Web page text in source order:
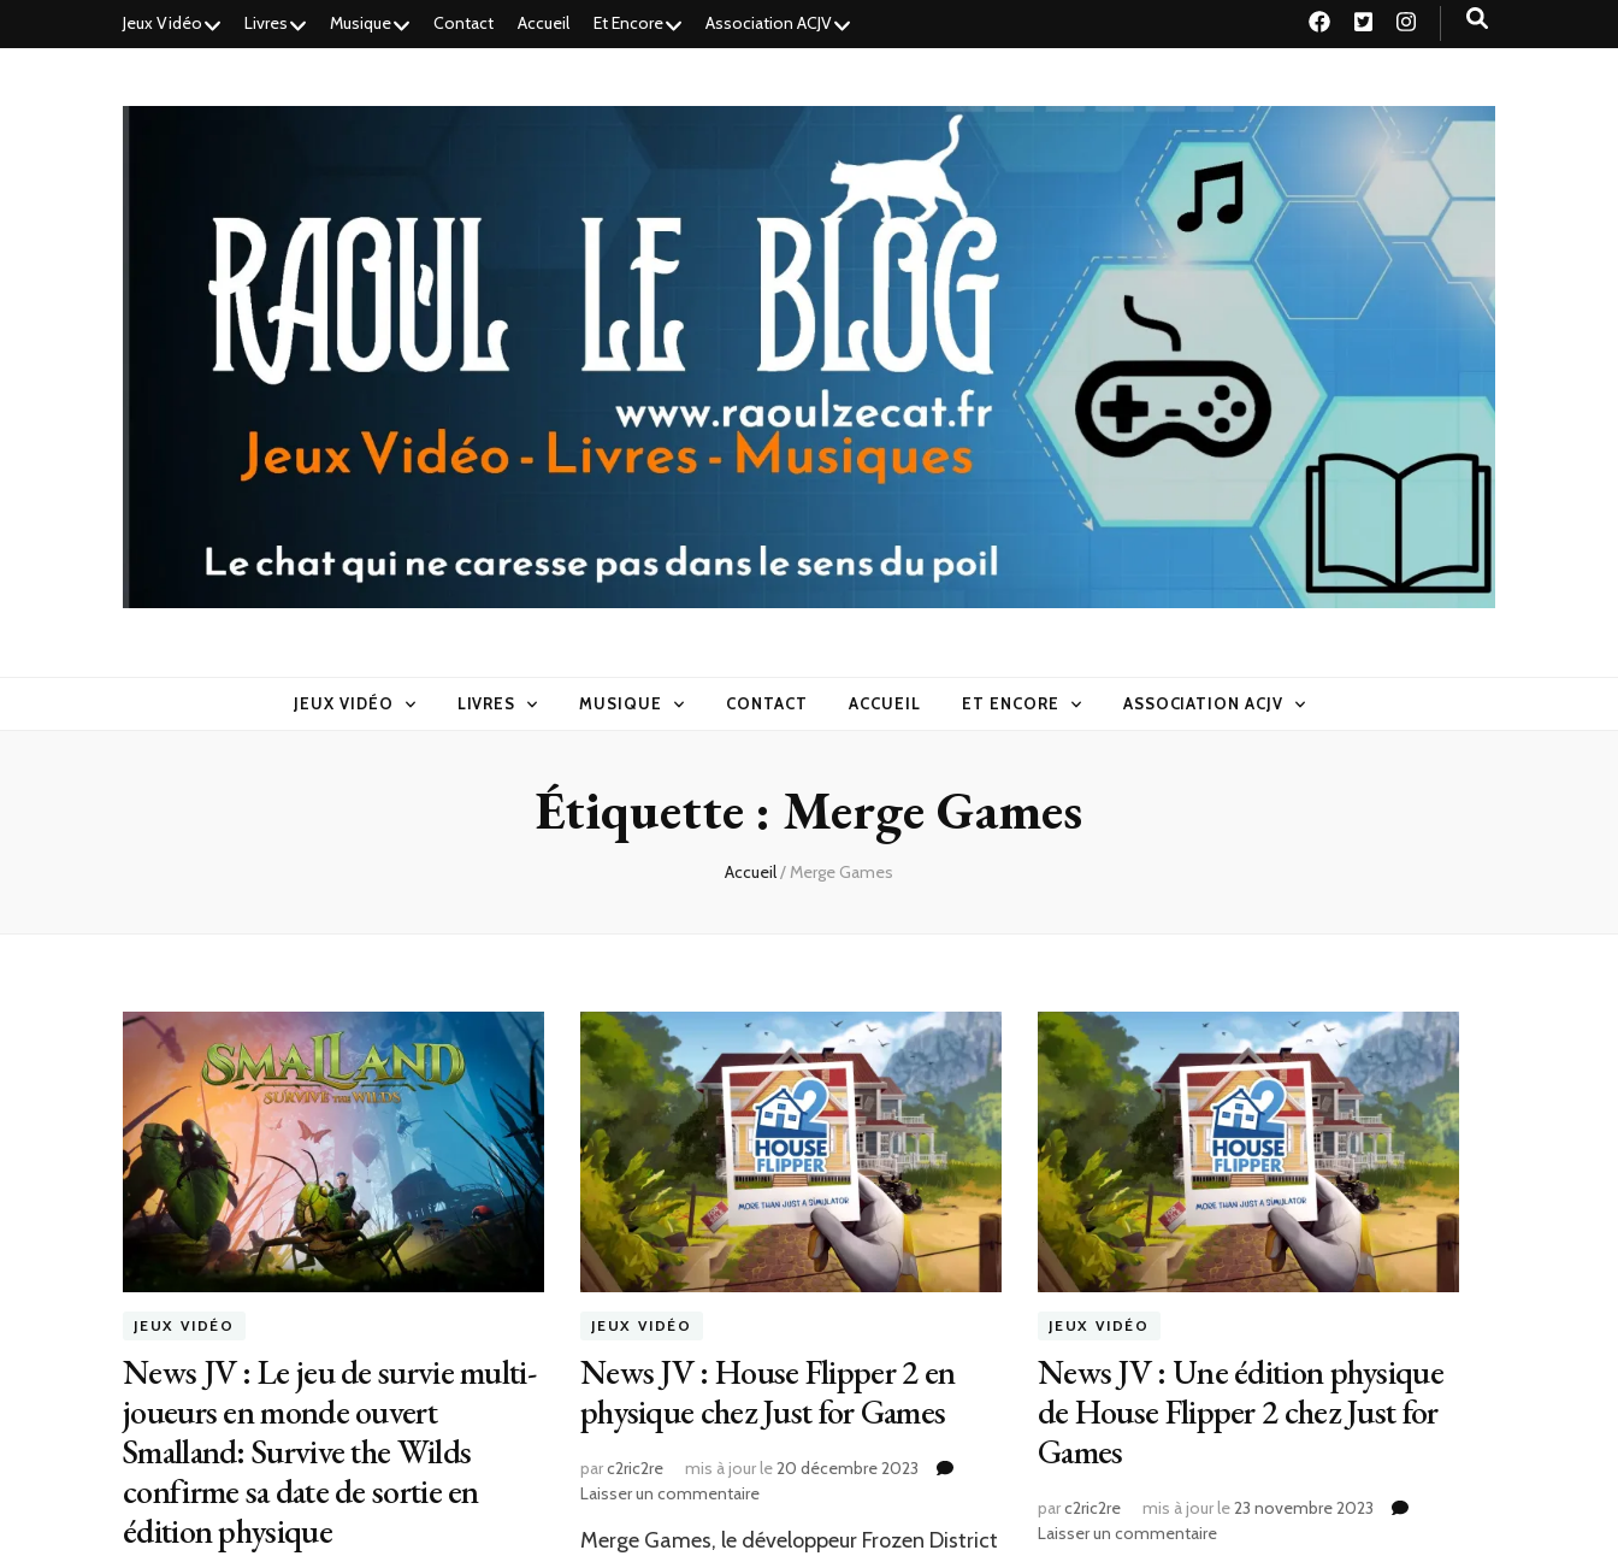
Jeux Vidéo Livres Musique Contact Accueil Et Encore Association ACJV
Raoul le blog
JEUX VIDÉO LIVRES MUSIQUE CONTACT ACCUEIL ET ENCORE ASSOCIATION ACJV
Étiquette : Merge Games
Accueil/Merge Games
JEUX VIDÉO
News JV : Le jeu de survie multi-
joueurs en monde ouvert
Smalland: Survive the Wilds
confirme sa date de sortie en
édition physique
JEUX VIDÉO
News JV : House Flipper 2 en
physique chez Just for Games
parc2ric2re mis à jour le20 décembre 2023
Laisser un commentairesur
JV
Merge Games, le développeur Frozen District
JEUX VIDÉO
News JV : Une édition physique
de House Flipper 2 chez Just for
Games
parc2ric2re mis à jour le23 novembre 2023
Laisser un commentairesur